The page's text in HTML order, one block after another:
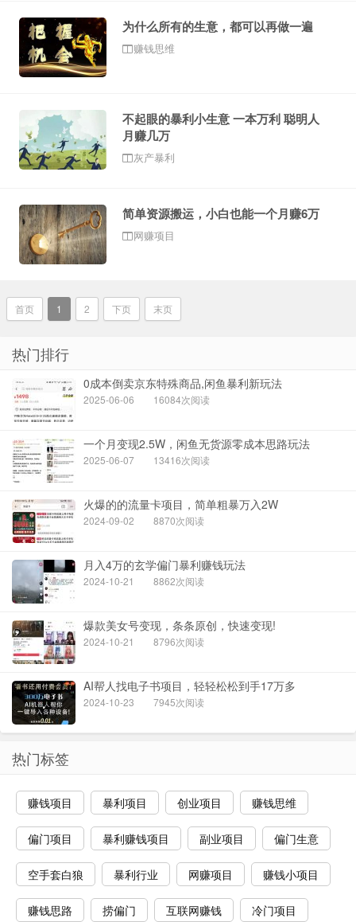
为什么所有的生意，都可以再做一遍
赚钱思维
不起眼的暴利小生意 一本万利 聪明人
月赚几万
灰产暴利
简单资源搬运，小白也能一个月赚6万
网赚项目
首页 1 2 下页 末页
热门排行
0成本倒卖京东特殊商品,闲鱼暴利新玩法
2025-06-06 16084次阅读
一个月变现2.5W，闲鱼无货源零成本思路玩法
2025-06-07 13416次阅读
火爆的的流量卡项目，简单粗暴万入2W
2024-09-02 8870次阅读
月入4万的玄学偏门暴利赚钱玩法
2024-10-21 8862次阅读
爆款美女号变现，条条原创，快速变现!
2024-10-21 8796次阅读
AI帮人找电子书项目，轻轻松松到手17万多
2024-10-23 7945次阅读
热门标签
赚钱项目 暴利项目 创业项目 赚钱思维
偏门项目 暴利赚钱项目 副业项目 偏门生意
空手套白狼 暴利行业 网赚项目 赚钱小项目
赚钱思路 捞偏门 互联网赚钱 冷门项目